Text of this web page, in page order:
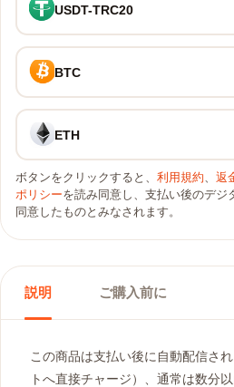
USDT-TRC20
BTC
ETH
ボタンをクリックすると、 利用規約、 返
ポリシーを読み同意し、支払い後のデジ
同意したものとみなされます。
説明 ご購入前に
この商品は支払い後に自動配信さ
トへ直接チャージ）、通常は数分